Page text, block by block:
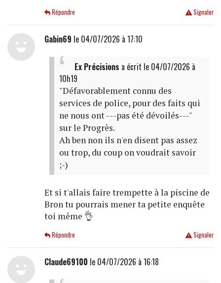
Signaler
Répondre
Gabin69 le 04/07/2026 à 17:10
Ex Précisions a écrit le 04/07/2026 à
10h19
"Défavorablement connu des
services de police, pour des faits qui
ne nous ont ---pas été dévoilés---"
sur le Progrès.
Ah ben non ils n'en disent pas assez
ou trop, du coup on voudrait savoir
;-)
Et si t'allais faire trempette à la piscine de
Bron tu pourrais mener ta petite enquête
toi même 👌
Signaler
Répondre
Claude69100 le 04/07/2026 à 16:18